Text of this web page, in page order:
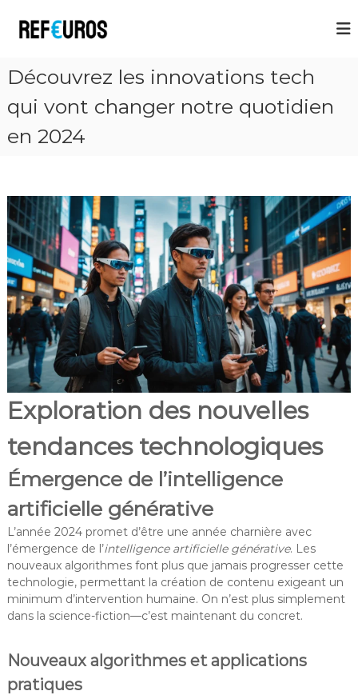
E
u
Découvrez les innovations tech
qui vont changer notre quotidien
en 2024
Exploration des nouvelles
tendances technologiques
Émergence de l’intelligence
artificielle générative
L’année 2024 promet d’être une année charnière avec
l’émergence de l’intelligence artificielle générative. Les
nouveaux algorithmes font plus que jamais progresser cette
technologie, permettant la création de contenu exigeant un
minimum d’intervention humaine. On n’est plus simplement
dans la science-fiction—c’est maintenant du concret.
Nouveaux algorithmes et applications
pratiques